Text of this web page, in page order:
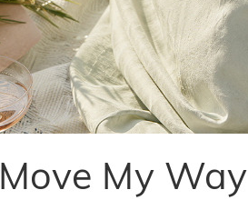
Move My Way